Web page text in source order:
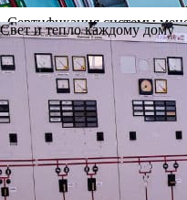
Свет и тепло каждому дому
Сертификация системы
бизнес-процессов
Основополагающие
Ответственное
безусловное
стремление к
Разработка, внедрение и
прогресса в развитии